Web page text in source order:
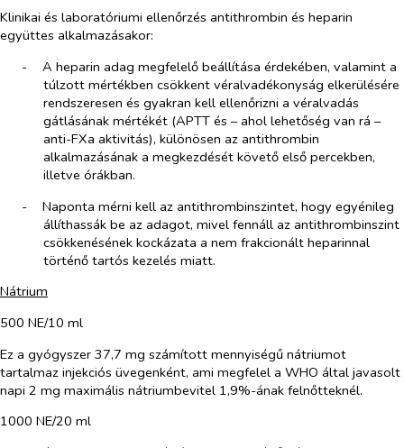
Klinikai és laboratóriumi ellenőrzés antithrombin és heparin
együttes alkalmazásakor:
-​
A heparin adag megfelelő beállítása érdekében, valamint a
túlzott mértékben csökkent véralvadékonyság elkerülésére
rendszeresen és gyakran kell ellenőrizni a véralvadás
gátlásának mértékét (APTT és – ahol lehetőség van rá –
anti-FXa aktivitás), különösen az antithrombin
alkalmazásának a megkezdését követő első percekben,
illetve órákban.
-​
Naponta mérni kell az antithrombinszintet, hogy egyénileg
állíthassák be az adagot, mivel fennáll az antithrombinszint
csökkenésének kockázata a nem frakcionált heparinnal
történő tartós kezelés miatt.
Nátrium
500 NE/10 ml
Ez a gyógyszer 37,7 mg számított mennyiségű nátriumot
tartalmaz injekciós üvegenként, ami megfelel a WHO által javasolt
napi 2 mg maximális nátriumbevitel 1,9%-ának felnőtteknél.
1000 NE/20 ml